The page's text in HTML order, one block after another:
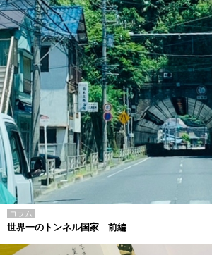
コラム
世界一のトンネル国家 前編